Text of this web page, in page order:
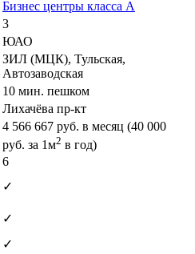
Бизнес центры класса А
3
ЮАО
ЗИЛ (МЦК), Тульская,
Автозаводская
10 мин. пешком
Лихачёва пр-кт
4 566 667 руб. в месяц (40 000
руб. за 1м2 в год)
6
✓
✓
✓